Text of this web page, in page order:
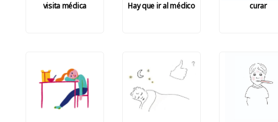
visita médica Hay que ir al médico curar